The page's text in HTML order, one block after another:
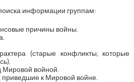
информации группам:
причины войны.
(старые конфликты, которые
Мировой войной.
приведшие к Мировой войне.